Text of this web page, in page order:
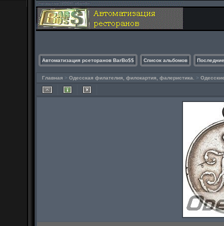
Автоматизация рсеторанов BarBo$$ Список альбомов
Главная > Одесская филателия, филокартия, фалеристика. >